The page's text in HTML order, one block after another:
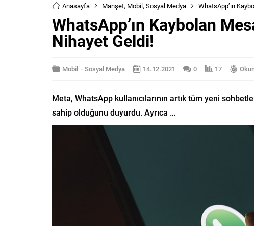
Anasayfa Manşet, Mobil, Sosyal Medya WhatsApp’ın
WhatsApp’ın Kaybolan
Nihayet Geldi!
Mobil -Sosyal Medya 14.12.2021 0 17
Meta, WhatsApp kullanıcılarının artık tüm yeni
sahip olduğunu duyurdu. Ayrıca …